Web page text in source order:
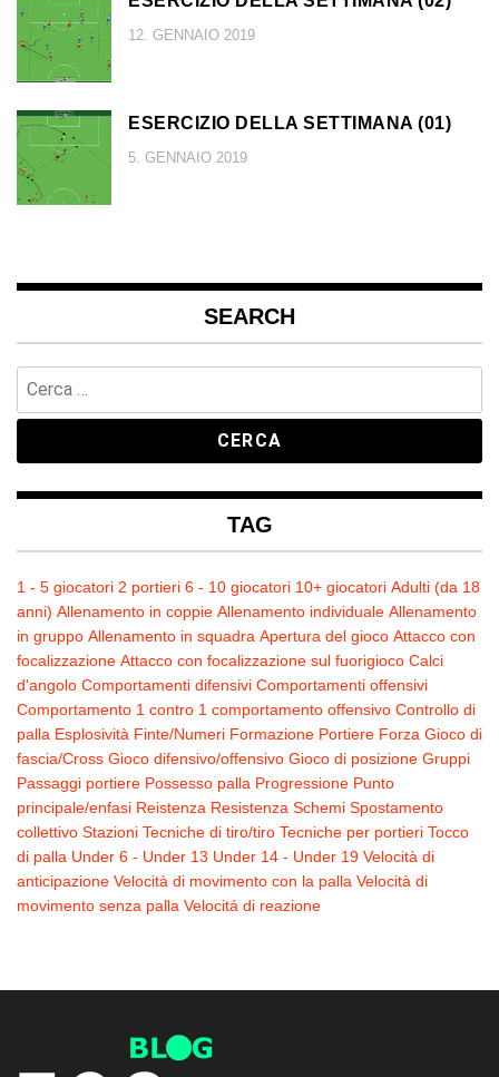
12. GENNAIO 2019
ESERCIZIO DELLA SETTIMANA (01)
5. GENNAIO 2019
SEARCH
per:
TAG
1 - 5 giocatori 2 portieri 6 - 10 giocatori 10+ giocatori Adulti (da 18
anni) Allenamento in coppie Allenamento individuale Allenamento
in gruppo Allenamento in squadra Apertura del gioco Attacco con
focalizzazione Attacco con focalizzazione sul fuorigioco Calci
d'angolo Comportamenti difensivi Comportamenti offensivi
Comportamento 1 contro 1 comportamento offensivo Controllo di
palla Esplosività Finte/Numeri Formazione Portiere Forza Gioco di
fascia/Cross Gioco difensivo/offensivo Gioco di posizione Gruppi
Passaggi portiere Possesso palla Progressione Punto
principale/enfasi Reistenza Resistenza Schemi Spostamento
collettivo Stazioni Tecniche di tiro/tiro Tecniche per portieri Tocco
di palla Under 6 - Under 13 Under 14 - Under 19 Velocità di
anticipazione Velocità di movimento con la palla Velocità di
movimento senza palla Velocitá di reazione